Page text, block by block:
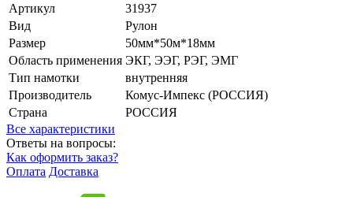
Артикул
31937
Вид
Рулон
Размер
50мм*50м*18мм
Область применения ЭКГ, ЭЭГ, РЭГ, ЭМГ
Тип намотки
внутренняя
Производитель
Комус-Импекс (РОССИЯ)
Страна
РОССИЯ
Все характеристики
Ответы на вопросы:
Как оформить заказ?
Оплата Доставка